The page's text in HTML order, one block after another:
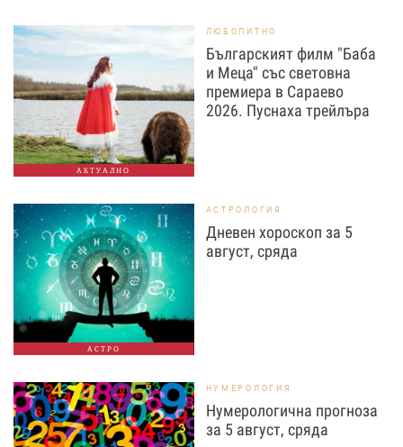
АКТУАЛНО
ЛЮБОПИТНО
Българският филм "Баба
и Меца" със световна
премиера в Сараево
2026. Пуснаха трейлъра
АСТРО
АСТРОЛОГИЯ
Дневен хороскоп за 5
август, сряда
НУМЕРОЛОГИЯ
Нумерологична прогноза
за 5 август, сряда